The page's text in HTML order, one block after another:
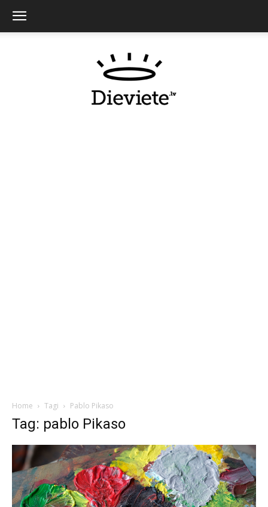
Home Tagi Pablo Pikaso
Tag: pablo Pikaso